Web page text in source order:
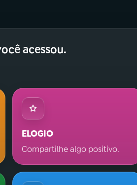
acessou.
ELOGIO
Compartilhe algo positivo.